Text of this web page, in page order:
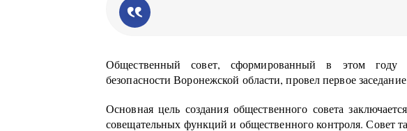
Общественный совет, сформированный в этом году
безопасности Воронежской области, провел первое
Основная цель создания общественного совета
совещательных функций и общественного контроля. Совет